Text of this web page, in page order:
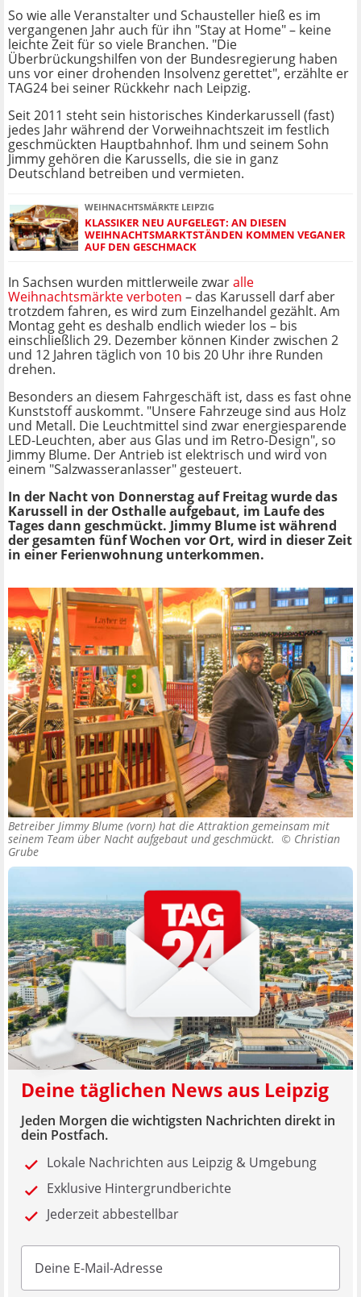
So wie alle Veranstalter und Schausteller hieß es im
vergangenen Jahr auch für ihn "Stay at Home" – keine
leichte Zeit für so viele Branchen. "Die
Überbrückungshilfen von der Bundesregierung haben
uns vor einer drohenden Insolvenz gerettet", erzählte er
TAG24 bei seiner Rückkehr nach Leipzig.
Seit 2011 steht sein historisches Kinderkarussell (fast)
jedes Jahr während der Vorweihnachtszeit im festlich
geschmückten Hauptbahnhof. Ihm und seinem Sohn
Jimmy gehören die Karussells, die sie in ganz
Deutschland betreiben und vermieten.
WEIHNACHTSMÄRKTE LEIPZIG
KLASSIKER NEU AUFGELEGT: AN DIESEN
WEIHNACHTSMARKTSTÄNDEN KOMMEN VEGANER
AUF DEN GESCHMACK
In Sachsen wurden mittlerweile zwaralle
Weihnachtsmärkte verboten – das Karussell darf aber
trotzdem fahren, es wird zum Einzelhandel gezählt. Am
Montag geht es deshalb endlich wieder los – bis
einschließlich 29. Dezember können Kinder zwischen 2
und 12 Jahren täglich von 10 bis 20 Uhr ihre Runden
drehen.
Besonders an diesem Fahrgeschäft ist, dass es fast ohne
Kunststoff auskommt. "Unsere Fahrzeuge sind aus Holz
und Metall. Die Leuchtmittel sind zwar energiesparende
LED-Leuchten, aber aus Glas und im Retro-Design", so
Jimmy Blume. Der Antrieb ist elektrisch und wird von
einem "Salzwasseranlasser" gesteuert.
In der Nacht von Donnerstag auf Freitag wurde das
Karussell in der Osthalle aufgebaut, im Laufe des
Tages dann geschmückt. Jimmy Blume ist während
der gesamten fünf Wochen vor Ort, wird in dieser Zeit
in einer Ferienwohnung unterkommen.
Betreiber Jimmy Blume (vorn) hat die Attraktion gemeinsam mit
seinem Team über Nacht aufgebaut und geschmückt. © Christian
Grube
Deine täglichen News aus Leipzig
Jeden Morgen die wichtigsten Nachrichten direkt in
dein Postfach.
Lokale Nachrichten aus Leipzig & Umgebung
Exklusive Hintergrundberichte
Jederzeit abbestellbar